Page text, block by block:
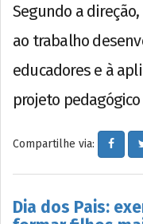
Segundo a
ao trabalho
educadores e à
projeto
Compartilhe via:
Dia dos Pais: